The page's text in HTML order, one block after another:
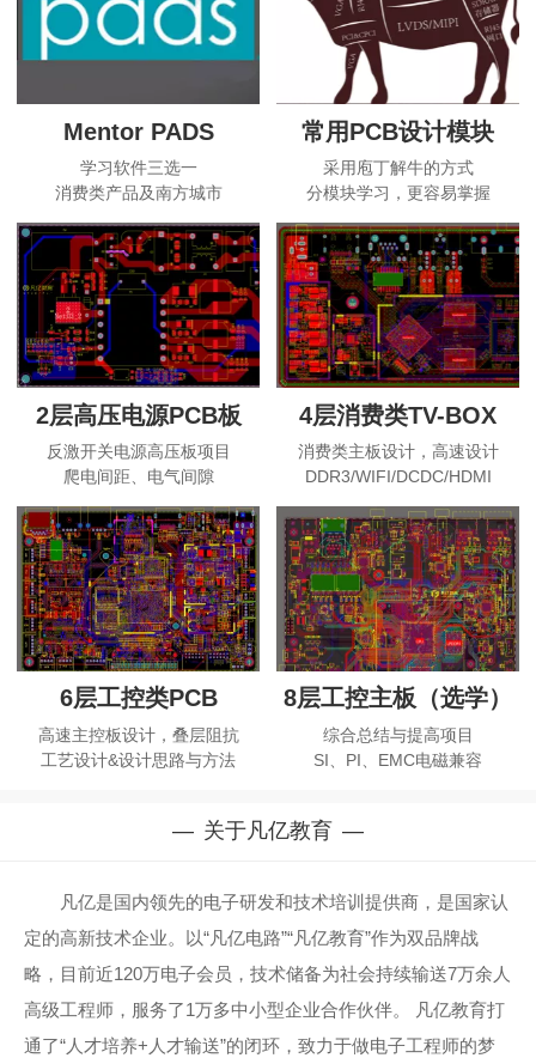
Mentor PADS
学习软件三选一
消费类产品及南方城市
常用PCB设计模块
采用庖丁解牛的方式
分模块学习，更容易掌握
2层高压电源PCB板
反激开关电源高压板项目
爬电间距、电气间隙
4层消费类TV-BOX
消费类主板设计，高速设计
DDR3/WIFI/DCDC/HDMI
6层工控类PCB
高速主控板设计，叠层阻抗
工艺设计&设计思路与方法
8层工控主板（选学）
综合总结与提高项目
SI、PI、EMC电磁兼容
关于凡亿教育
凡亿是国内领先的电子研发和技术培训提供商，是国家认
定的高新技术企业。以“凡亿电路”“凡亿教育”作为双品牌战
略，目前近120万电子会员，技术储备为社会持续输送7万余人
高级工程师，服务了1万多中小型企业合作伙伴。 凡亿教育打
通了“人才培养+人才输送”的闭环，致力于做电子工程师的梦